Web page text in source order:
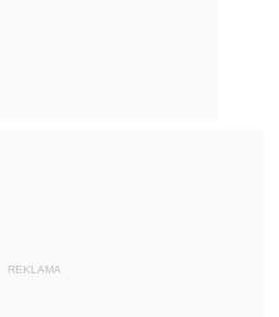
REKLAMA